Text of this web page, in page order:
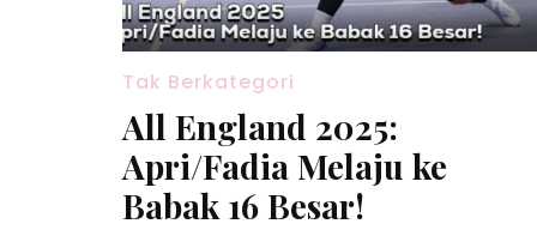
Tak Berkategori
All England 2025:
Apri/Fadia Melaju ke
Babak 16 Besar!